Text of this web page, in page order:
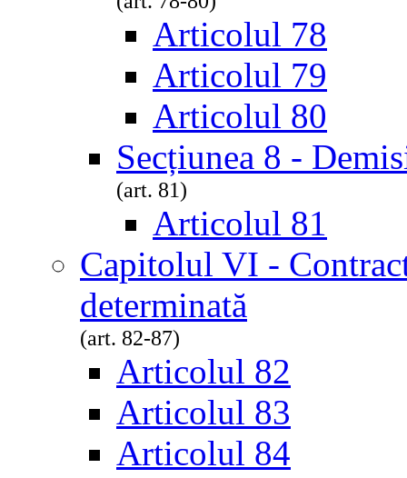
Articolul 78
Articolul 79
Articolul 80
Secțiunea 8 -
(art. 81)
Articolul 81
Capitolul VI -
determinată
(art. 82-87)
Articolul 82
Articolul 83
Articolul 84